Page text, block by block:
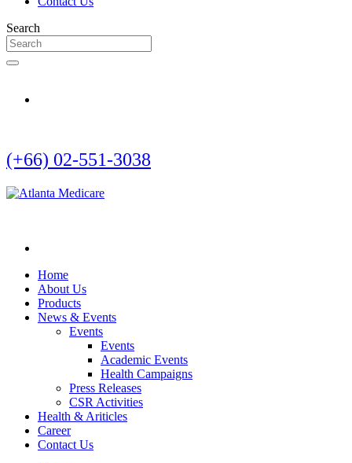
Search
(+66) 02-551-3038
Home
About Us
Products
News & Events
Events
Events
Academic Events
Health Campaigns
Press Releases
CSR Activities
Health & Ariticles
Career
Contact Us